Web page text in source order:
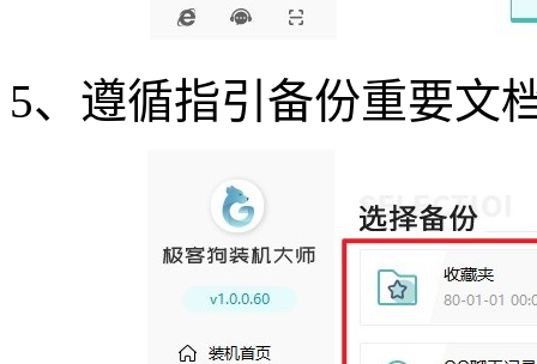
5、遵循指引备份重要文